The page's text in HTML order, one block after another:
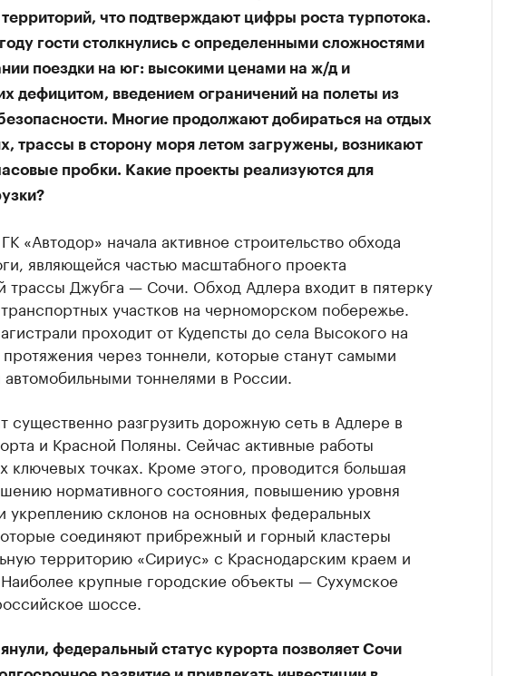
что подтверждают цифры роста турпотока.
гости столкнулись с определенными сложностями
поездки на юг: высокими ценами на ж/д и
дефицитом, введением ограничений на полеты из
Многие продолжают добираться на отдых
трассы в сторону моря летом загружены, возникают
пробки. Какие проекты реализуются для
«Автодор» начала активное строительство обхода
являющейся частью масштабного проекта
трассы Джубга — Сочи. Обход Адлера входит в пятерку
участков на черноморском побережье.
проходит от Кудепсты до села Высокого на
через тоннели, которые станут самыми
тоннелями в России.
существенно разгрузить дорожную сеть в Адлере в
и Красной Поляны. Сейчас активные работы
ключевых точках. Кроме этого, проводится большая
нормативного состояния, повышению уровня
укреплению склонов на основных федеральных
соединяют прибрежный и горный кластеры
территорию «Сириус» с Краснодарским краем и
крупные городские объекты — Сухумское
шоссе.
федеральный статус курорта позволяет Сочи